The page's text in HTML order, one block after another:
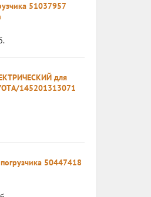
51037957
для
145201313071
50447418